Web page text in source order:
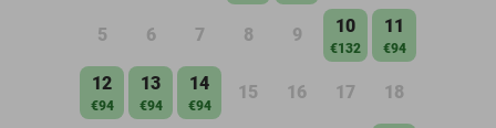
5 6 7 8 9 10
€132
11
€94
12
€94
13
€94
14
€94
15 16 17 18